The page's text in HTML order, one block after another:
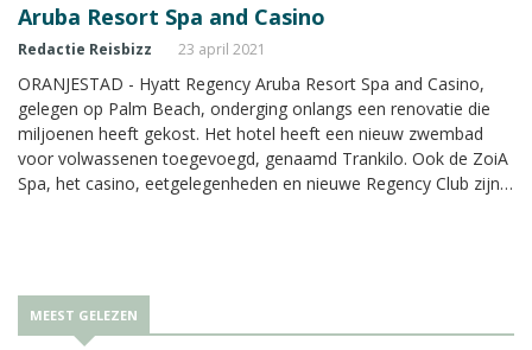
Aruba Resort Spa and Casino
Redactie Reisbizz 23 april 2021
ORANJESTAD - Hyatt Regency Aruba Resort Spa and Casino,
gelegen op Palm Beach, onderging onlangs een renovatie die
miljoenen heeft gekost. Het hotel heeft een nieuw zwembad
voor volwassenen toegevoegd, genaamd Trankilo. Ook de ZoiA
Spa, het casino, eetgelegenheden en nieuwe Regency Club zijn
MEEST GELEZEN